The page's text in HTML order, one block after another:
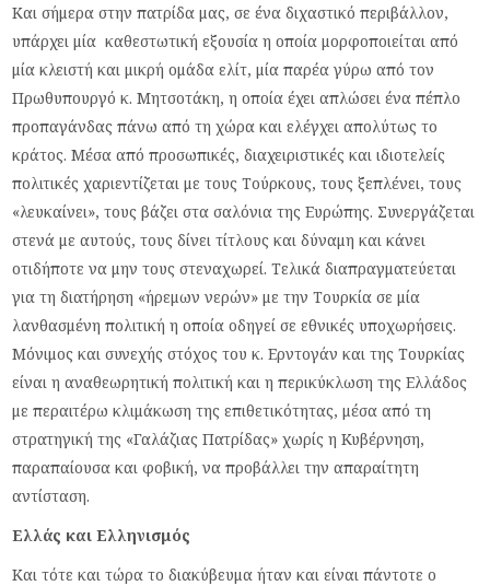
Και σήμερα στην πατρίδα μας, σε ένα διχαστικό περιβάλλον,
υπάρχει μία καθεστωτική εξουσία η οποία μορφοποιείται από
μία κλειστή και μικρή ομάδα ελίτ, μία παρέα γύρω από τον
Πρωθυπουργό κ. Μητσοτάκη, η οποία έχει απλώσει ένα πέπλο
προπαγάνδας πάνω από τη χώρα και ελέγχει απολύτως το
κράτος. Μέσα από προσωπικές, διαχειριστικές και ιδιοτελείς
πολιτικές χαριεντίζεται με τους Τούρκους, τους ξεπλένει, τους
«λευκαίνει», τους βάζει στα σαλόνια της Ευρώπης. Συνεργάζεται
στενά με αυτούς, τους δίνει τίτλους και δύναμη και κάνει
οτιδήποτε να μην τους στεναχωρεί. Τελικά διαπραγματεύεται
για τη διατήρηση «ήρεμων νερών» με την Τουρκία σε μία
λανθασμένη πολιτική η οποία οδηγεί σε εθνικές υποχωρήσεις.
Μόνιμος και συνεχής στόχος του κ. Ερντογάν και της Τουρκίας
είναι η αναθεωρητική πολιτική και η περικύκλωση της Ελλάδος
με περαιτέρω κλιμάκωση της επιθετικότητας, μέσα από τη
στρατηγική της «Γαλάζιας Πατρίδας» χωρίς η Κυβέρνηση,
παραπαίουσα και φοβική, να προβάλλει την απαραίτητη
αντίσταση.
Ελλάς και Ελληνισμός
Και τότε και τώρα το διακύβευμα ήταν και είναι πάντοτε ο